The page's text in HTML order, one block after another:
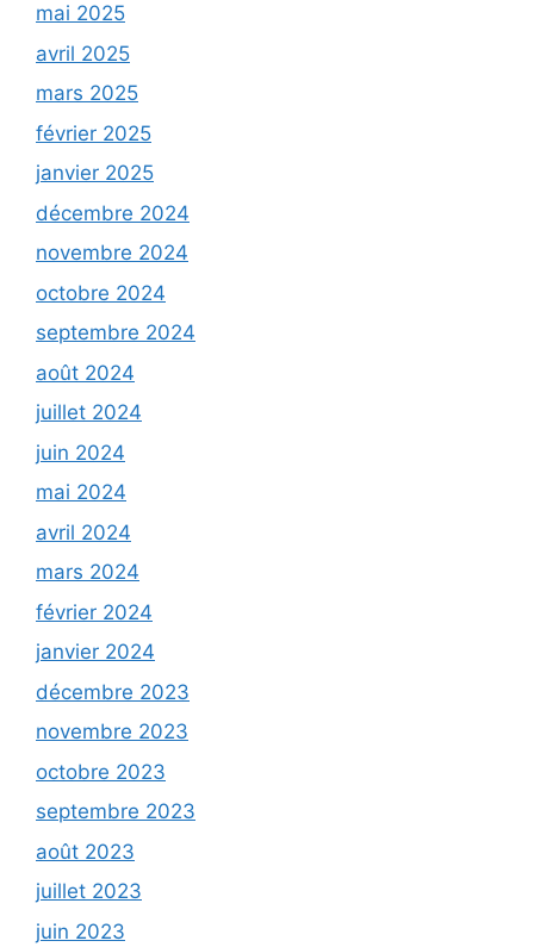
mai 2025
avril 2025
mars 2025
février 2025
janvier 2025
décembre 2024
novembre 2024
octobre 2024
septembre 2024
août 2024
juillet 2024
juin 2024
mai 2024
avril 2024
mars 2024
février 2024
janvier 2024
décembre 2023
novembre 2023
octobre 2023
septembre 2023
août 2023
juillet 2023
juin 2023